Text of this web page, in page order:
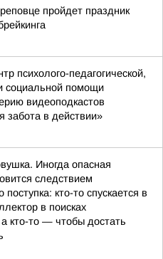
пройдет праздник
психолого-педагогической,
социальной помощи
видеоподкастов
забота в действии»
Иногда опасная
следствием
поступка: кто-то спускается в
в поисках
кто-то — чтобы достать